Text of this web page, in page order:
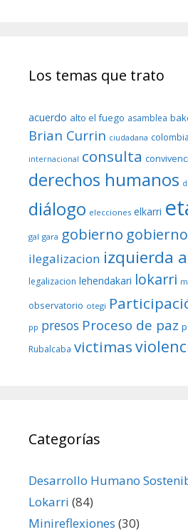
Los temas que trato
acuerdo alto el fuego asamblea
Brian Currin ciudadana colombia
internacional consulta
derechos humanos
diálogo elecciones elkarri
gal gara gobierno
ilegalizacion izquierda
legalizacion lehendakari lokarri
observatorio otegi
pp presos Proceso de paz
Rubalcaba victimas
Categorías
Desarrollo Humano
Lokarri (84)
Minireflexiones (30)